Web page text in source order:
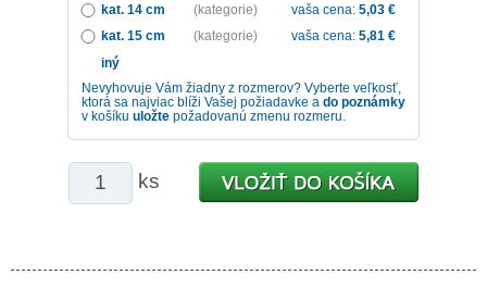
kat. 14 cm
(kategorie) vaša cena: 5,03 €
kat. 15 cm
(kategorie) vaša cena: 5,81 €
iný
Nevyhovuje Vám žiadny z rozmerov? Vyberte veľkosť,
ktorá sa najviac blíži Vašej požiadavke a do poznámky
v košíku uložte požadovanú zmenu rozmeru.
ks